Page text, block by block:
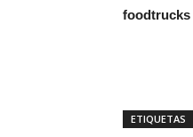
foodtrucks
ETIQUETAS